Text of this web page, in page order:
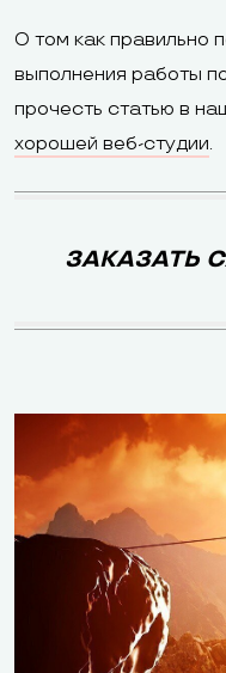
Импорт/
экспорт
товаров
О том как правильно
выполнения работы
прочесть статью в
хорошей веб-студии.
ЗАКАЗАТЬ